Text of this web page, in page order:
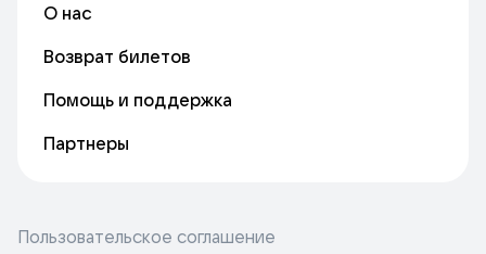
О нас
Возврат билетов
Помощь и поддержка
Партнеры
Пользовательское соглашение